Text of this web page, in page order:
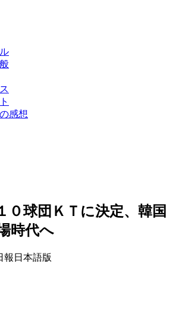
感想
０球団ＫＴに決定、韓国
時代へ
日本語版